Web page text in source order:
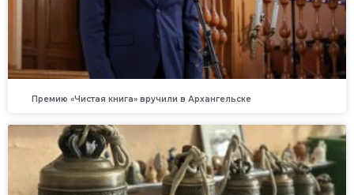
Премию «Чистая книга» вручили в Архангельске